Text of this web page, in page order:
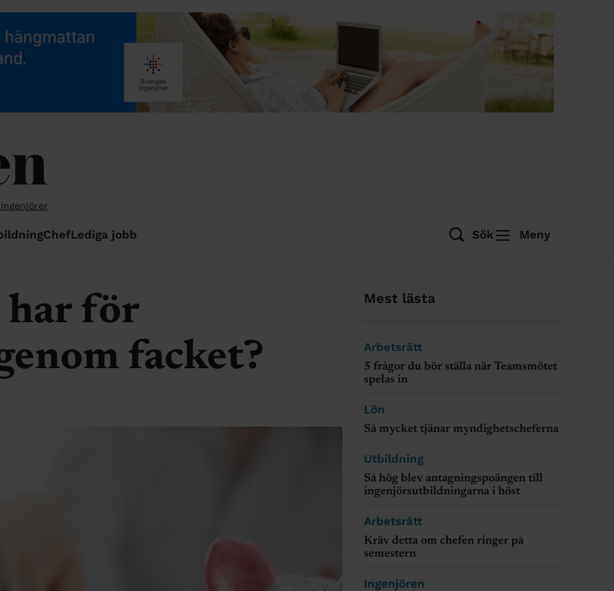
ChefLediga jobb Sök Meny
har för
facket?
Mest lästa
Arbetsrätt
5 frågor du bör ställa när Teamsmötet
spelas in
Lön
Så mycket tjänar myndighetscheferna
Utbildning
Så hög blev antagningspoängen till
ingenjörsutbildningarna i höst
Arbetsrätt
Kräv detta om chefen ringer på
semestern
Ingenjören